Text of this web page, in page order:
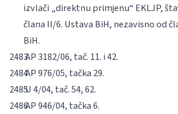
izvlači „direktnu primjenu“ EKLJP,
člana II/6. Ustava BiH, nezavisno od
BiH.
AP 3182/06, tač. 11. i 42.
AP 976/05, tačka 29.
U 4/04, tač. 54, 62.
AP 946/04, tačka 6.